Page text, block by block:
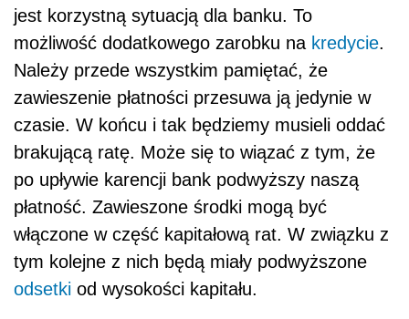
jest korzystną sytuacją dla banku. To
możliwość dodatkowego zarobku na kredycie.
Należy przede wszystkim pamiętać, że
zawieszenie płatności przesuwa ją jedynie w
czasie. W końcu i tak będziemy musieli oddać
brakującą ratę. Może się to wiązać z tym, że
po upływie karencji bank podwyższy naszą
płatność. Zawieszone środki mogą być
włączone w część kapitałową rat. W związku z
tym kolejne z nich będą miały podwyższone
odsetki od wysokości kapitału.